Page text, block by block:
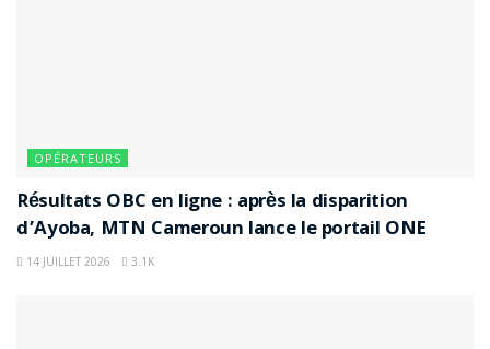
OPÉRATEURS
Résultats OBC en ligne : après la disparition
d’Ayoba, MTN Cameroun lance le portail ONE
14 JUILLET 2026 3.1K